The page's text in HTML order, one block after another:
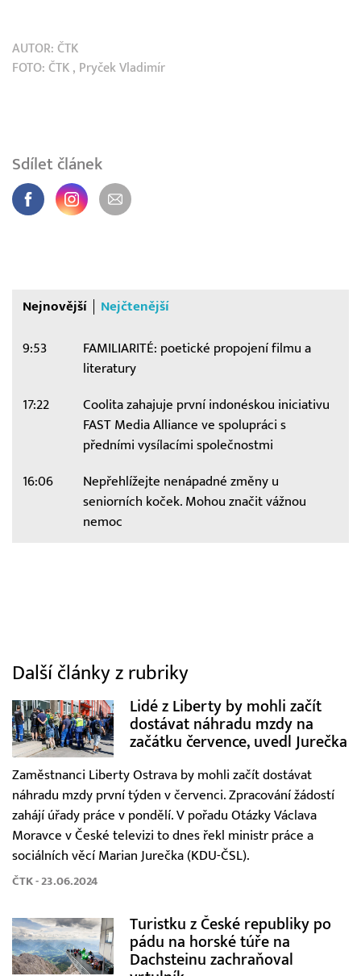
AUTOR: ČTK
FOTO: ČTK , Pryček Vladimír
Sdílet článek
Nejnovější Nejčtenější
9:53
FAMILIARITÉ: poetické propojení filmu a
literatury
17:22
Coolita zahajuje první indonéskou iniciativu
FAST Media Alliance ve spolupráci s
předními vysílacími společnostmi
16:06
Nepřehlížejte nenápadné změny u
seniorních koček. Mohou značit vážnou
nemoc
Další články z rubriky
Lidé z Liberty by mohli začít
dostávat náhradu mzdy na
začátku července, uvedl Jurečka
Zaměstnanci Liberty Ostrava by mohli začít dostávat
náhradu mzdy první týden v červenci. Zpracování žádostí
zahájí úřady práce v pondělí. V pořadu Otázky Václava
Moravce v České televizi to dnes řekl ministr práce a
sociálních věcí Marian Jurečka (KDU-ČSL).
ČTK - 23.06.2024
Turistku z České republiky po
pádu na horské túře na
Dachsteinu zachraňoval